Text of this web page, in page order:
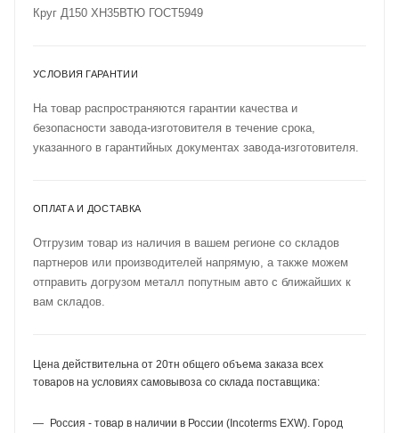
Круг Д150 ХН35ВТЮ ГОСТ5949
УСЛОВИЯ ГАРАНТИИ
На товар распространяются гарантии качества и
безопасности завода-изготовителя в течение срока,
указанного в гарантийных документах завода-изготовителя.
ОПЛАТА И ДОСТАВКА
Отгрузим товар из наличия в вашем регионе со складов
партнеров или производителей напрямую, а также можем
отправить догрузом металл попутным авто с ближайших к
вам складов.
Цена действительна от 20тн общего объема заказа всех
товаров на условиях самовывоза со склада поставщика:
Россия - товар в наличии в России (Incoterms EXW). Город